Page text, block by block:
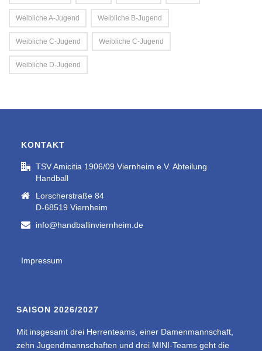
Weibliche A-Jugend Weibliche B-Jugend
Weibliche C-Jugend Weibliche C-Jugend
Weibliche D-Jugend
KONTAKT
TSV Amicitia 1906/09 Viernheim e.V. Abteilung
Handball
Lorscherstraße 84
D-68519 Viernheim
info@handballinviernheim.de
Impressum
SAISON 2026/2027
Mit insgesamt drei Herrenteams, einer Damenmannschaft,
zehn Jugendmannschaften und drei MINI-Teams geht die